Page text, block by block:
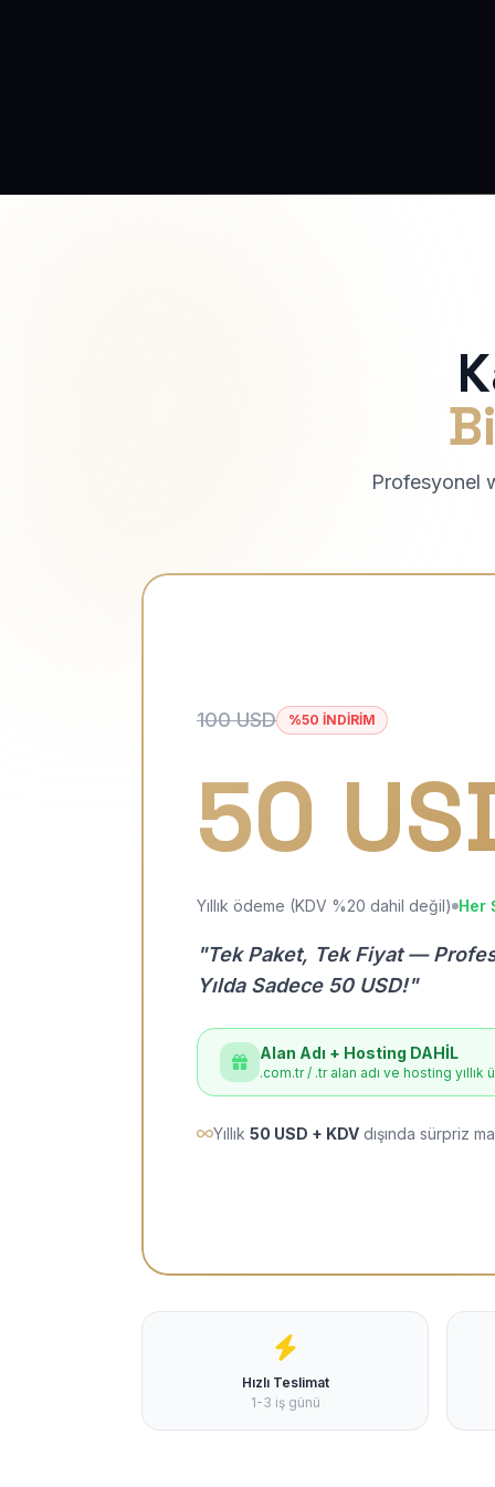
Profesyonel
100 USD %50 İNDİRİM
50
Yıllık ödeme (KDV %20 dahil değil) Her
"Tek Paket, Tek Fiyat —
Yılda Sadece 50 USD!"
Alan Adı + Hosting DAHİL
.com.tr / .tr alan adı ve hosting yıllık
Yıllık 50 USD + KDV dışında sürpriz
Hızlı Teslimat
1-3 iş günü